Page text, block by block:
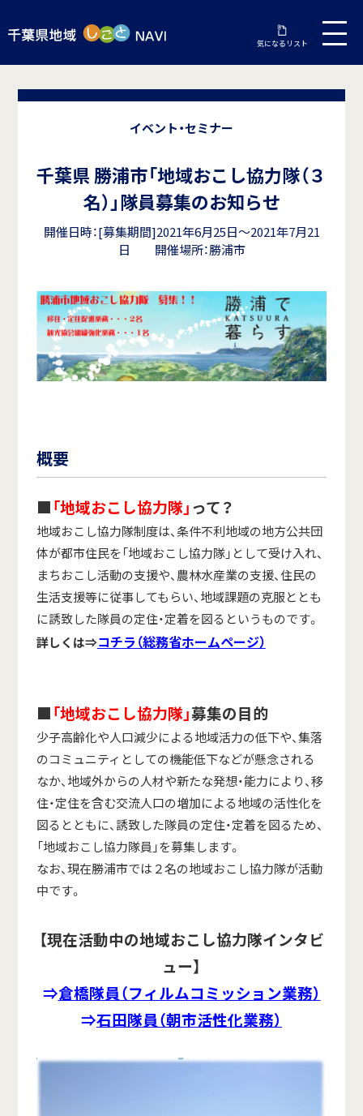
気になるリスト
イベント・セミナー
千葉県 勝浦市「地域おこし協力隊（３
名）」隊員募集のお知らせ
開催日時：[募集期間]2021年6月25日～2021年7月21
日 開催場所：勝浦市
概要
■「地域おこし協力隊」って？
地域おこし協力隊制度は、条件不利地域の地方公共団
体が都市住民を「地域おこし協力隊」として受け入れ、
まちおこし活動の支援や、農林水産業の支援、住民の
生活支援等に従事してもらい、地域課題の克服ととも
に誘致した隊員の定住・定着を図るというものです。
詳しくは⇒コチラ（総務省ホームページ）
■「地域おこし協力隊」募集の目的
少子高齢化や人口減少による地域活力の低下や、集落
のコミュニティとしての機能低下などが懸念される
なか、地域外からの人材や新たな発想・能力により、移
住・定住を含む交流人口の増加による地域の活性化を
図るとともに、誘致した隊員の定住・定着を図るため、
「地域おこし協力隊員」を募集します。
なお、現在勝浦市では２名の地域おこし協力隊が活動
中です。
【現在活動中の地域おこし協力隊インタビ
ュー】
⇒倉橋隊員（フィルムコミッション業務）
⇒石田隊員（朝市活性化業務）